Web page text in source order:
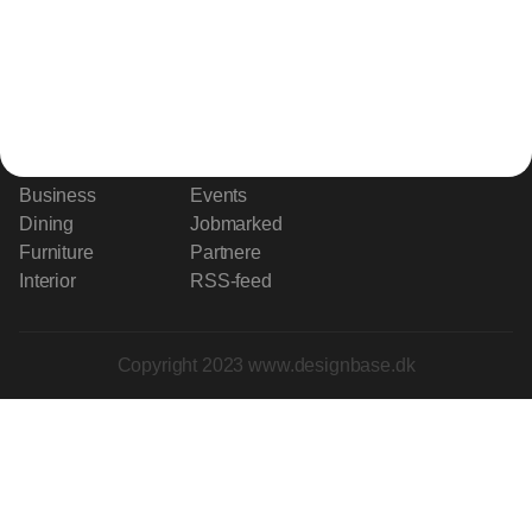
Business
Dining
Furniture
Interior
Events
Jobmarked
Partnere
RSS-feed
Copyright 2023 www.designbase.dk